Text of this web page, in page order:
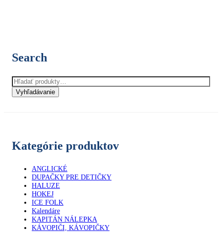
Search
Hľadať:
Vyhľadávanie
Kategórie produktov
ANGLICKÉ
DUPAČKY PRE DETIČKY
HALUZE
HOKEJ
ICE FOLK
Kalendáre
KAPITÁN NÁLEPKA
KÁVOPIČI, KÁVOPIČKY